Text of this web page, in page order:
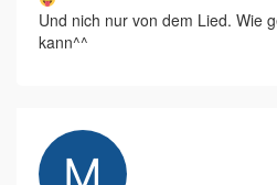
Und nich nur von dem Lied. Wie
kann^^